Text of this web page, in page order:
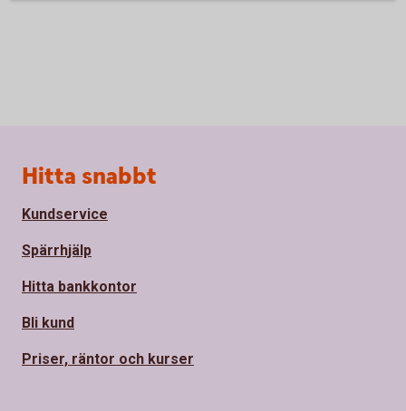
Sidfot
Hitta snabbt
Kundservice
Spärrhjälp
Hitta bankkontor
Bli kund
Priser, räntor och kurser